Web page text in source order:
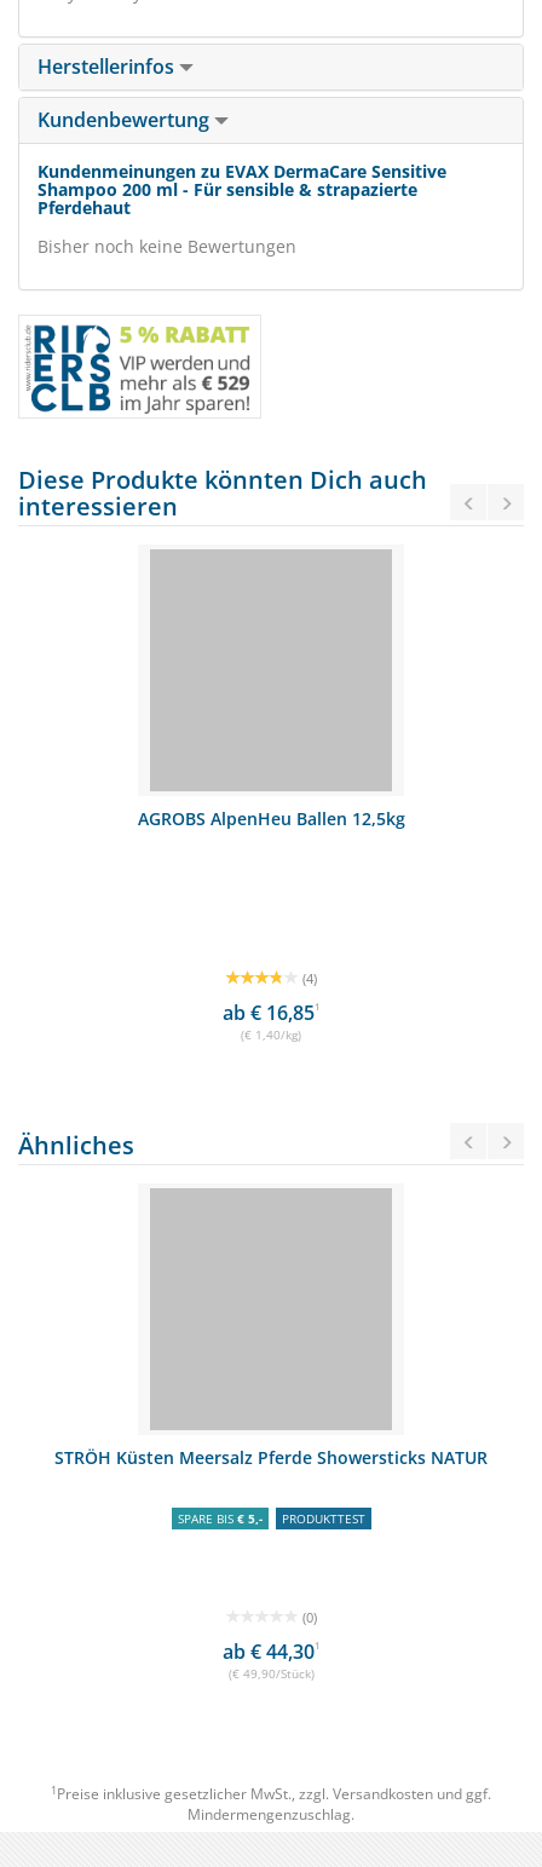
Herstellerinfos
Kundenbewertung
Kundenmeinungen zu EVAX DermaCare Sensitive
Shampoo 200 ml - Für sensible & strapazierte
Pferdehaut
Bisher noch keine Bewertungen
Diese Produkte könnten Dich auch
interessieren
AGROBS AlpenHeu Ballen 12,5kg
(4)
ab € 16,851
(€ 1,40/kg)
Ähnliches
STRÖH Küsten Meersalz Pferde Showersticks NATUR
SPARE BIS € 5,- PRODUKTTEST
(0)
ab € 44,301
(€ 49,90/Stück)
1 Preise inklusive gesetzlicher MwSt., zzgl. Versandkosten und ggf.
Mindermengenzuschlag.